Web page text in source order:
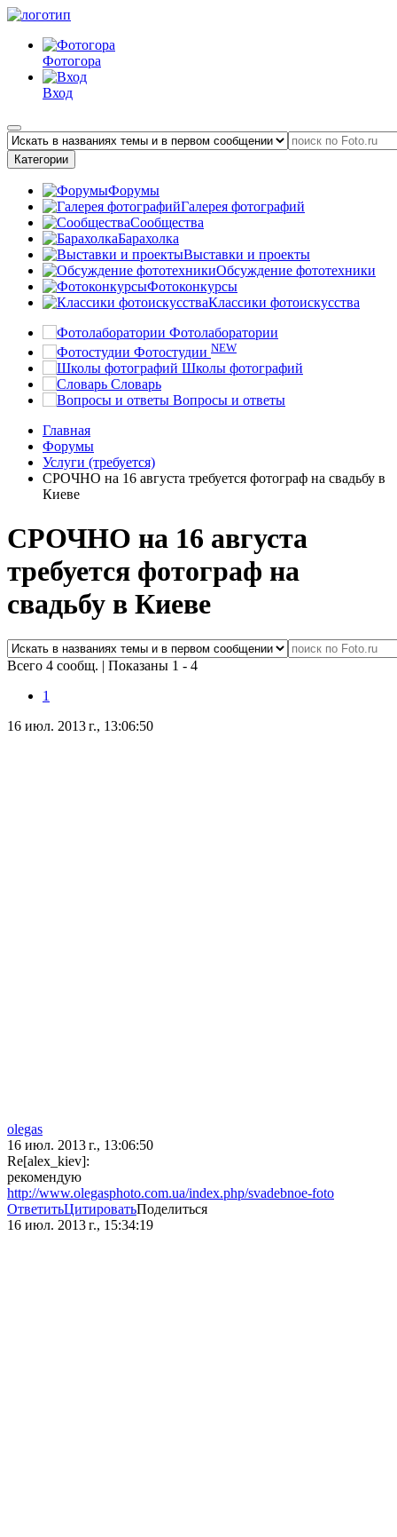
Фотогора
Вход
Категории
Форумы
Галерея фотографий
Сообщества
Барахолка
Выставки и проекты
Обсуждение фототехники
Фотоконкурсы
Классики фотоискусства
Фотолаборатории
Фотостудии NEW
Школы фотографий
Словарь
Вопросы и ответы
Главная
Форумы
Услуги (требуется)
СРОЧНО на 16 августа требуется фотограф на свадьбу в
Киеве
СРОЧНО на 16 августа
требуется фотограф на
свадьбу в Киеве
Всего 4 сообщ. | Показаны 1 - 4
1
16 июл. 2013 г., 13:06:50
olegas
16 июл. 2013 г., 13:06:50
Re[alex_kiev]:
рекомендую
http://www.olegasphoto.com.ua/index.php/svadebnoe-foto
ОтветитьЦитироватьПоделиться
16 июл. 2013 г., 15:34:19